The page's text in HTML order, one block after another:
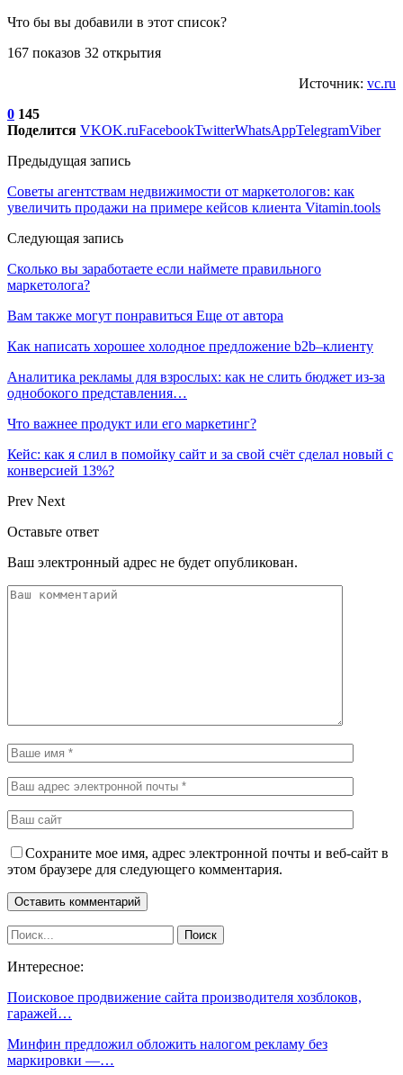
Что бы вы добавили в этот список?
167 показов 32 открытия
Источник: vc.ru
0 145
Поделится VKOK.ruFacebookTwitterWhatsAppTelegramViber
Предыдущая запись
Советы агентствам недвижимости от маркетологов: как
увеличить продажи на примере кейсов клиента Vitamin.tools
Следующая запись
Сколько вы заработаете если наймете правильного
маркетолога?
Вам также могут понравиться Еще от автора
Как написать хорошее холодное предложение b2b–клиенту
Аналитика рекламы для взрослых: как не слить бюджет из-за
однобокого представления…
Что важнее продукт или его маркетинг?
Кейс: как я слил в помойку сайт и за свой счёт сделал новый с
конверсией 13%?
Prev Next
Оставьте ответ
Ваш электронный адрес не будет опубликован.
Сохраните мое имя, адрес электронной почты и веб-сайт в
этом браузере для следующего комментария.
Интересное:
Поисковое продвижение сайта производителя хозблоков,
гаражей…
Минфин предложил обложить налогом рекламу без
маркировки —…